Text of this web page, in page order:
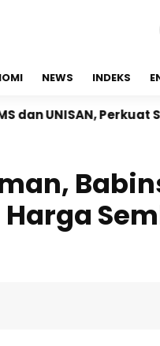
NEWS INDEKS
Perkuat Sinergi